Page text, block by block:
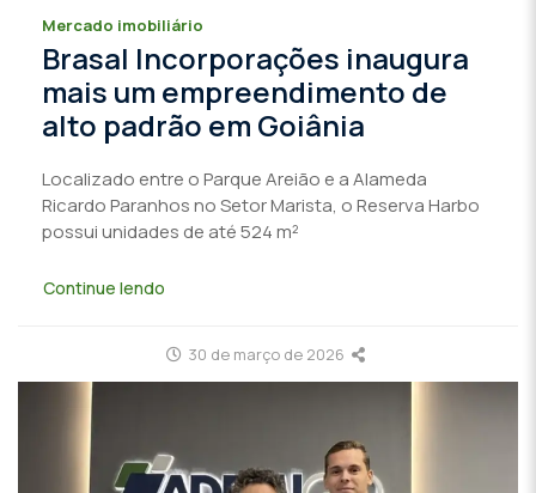
Mercado imobiliário
Brasal Incorporações inaugura
mais um empreendimento de
alto padrão em Goiânia
Localizado entre o Parque Areião e a Alameda
Ricardo Paranhos no Setor Marista, o Reserva Harbo
possui unidades de até 524 m²
Continue lendo
30 de março de 2026